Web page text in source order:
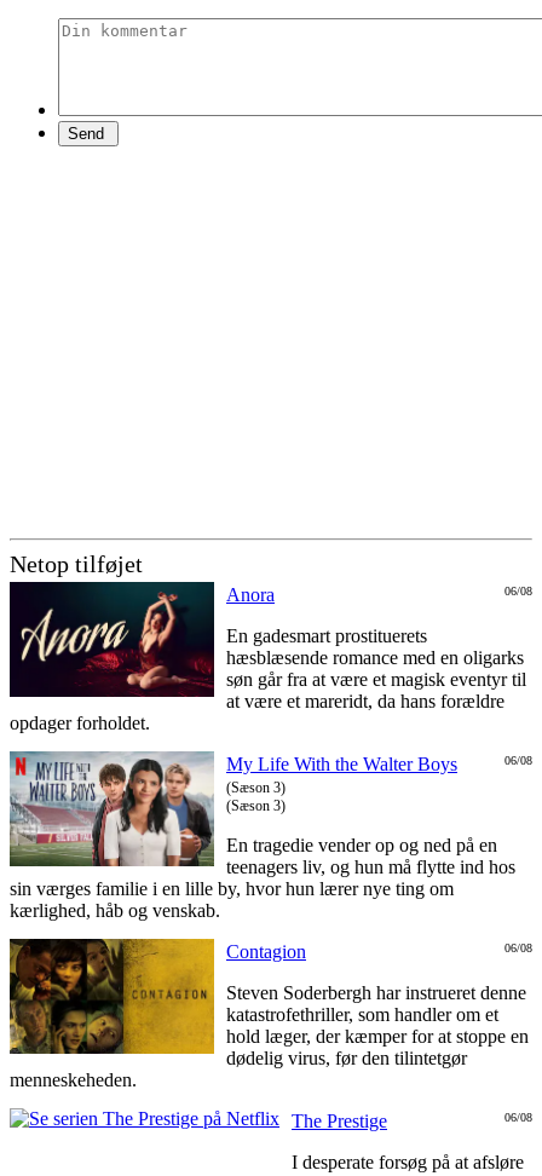
Netop tilføjet
06/08
Anora
En gadesmart prostituerets
hæsblæsende romance med en oligarks
søn går fra at være et magisk eventyr til
at være et mareridt, da hans forældre
opdager forholdet.
06/08
My Life With the Walter Boys
(Sæson 3)
(Sæson 3)
En tragedie vender op og ned på en
teenagers liv, og hun må flytte ind hos
sin værges familie i en lille by, hvor hun lærer nye ting om
kærlighed, håb og venskab.
06/08
Contagion
Steven Soderbergh har instrueret denne
katastrofethriller, som handler om et
hold læger, der kæmper for at stoppe en
dødelig virus, før den tilintetgør
menneskeheden.
06/08
The Prestige
I desperate forsøg på at afsløre